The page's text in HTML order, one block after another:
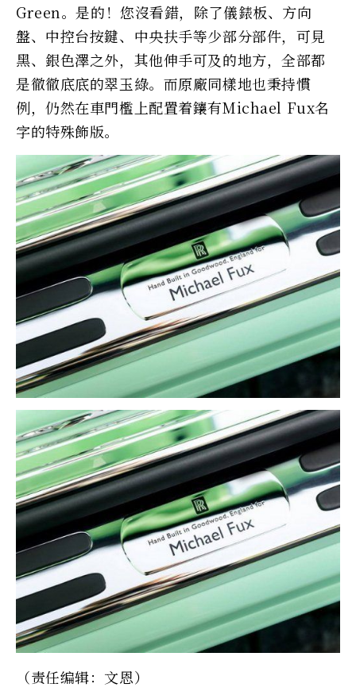
Green。是的！您沒看錯，除了儀錶板、方向
盤、中控台按鍵、中央扶手等少部分部件，可見
黑、銀色澤之外，其他伸手可及的地方，全部都
是徹徹底底的翠玉綠。而原廠同樣地也秉持慣
例，仍然在車門檻上配置着鑲有Michael Fux名
字的特殊飾版。
（责任编辑：文恩）